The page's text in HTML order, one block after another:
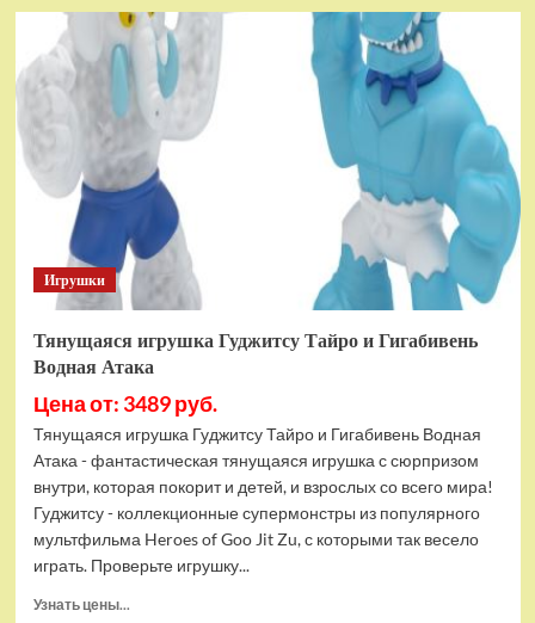
Брелок-
игрушка
POP
Квадрат
антистресс
(тактильная,
сенсорная)
Игрушки
Тянущаяся игрушка Гуджитсу Тайро и Гигабивень
Водная Атака
Цена от: 3489 руб.
Тянущаяся игрушка Гуджитсу Тайро и Гигабивень Водная
Атака - фантастическая тянущаяся игрушка с сюрпризом
внутри, которая покорит и детей, и взрослых со всего мира!
Гуджитсу - коллекционные супермонстры из популярного
мультфильма Heroes of Goo Jit Zu, с которыми так весело
играть. Проверьте игрушку...
Узнать цены...